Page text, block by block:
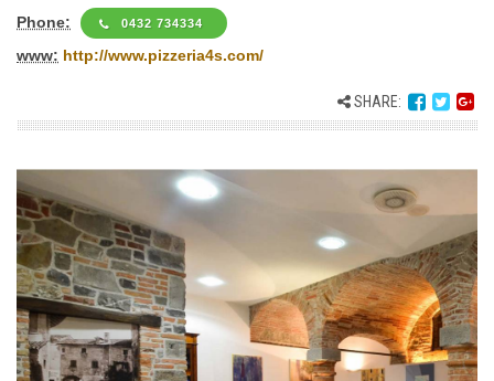
Phone:
0432 734334
www: http://www.pizzeria4s.com/
SHARE: